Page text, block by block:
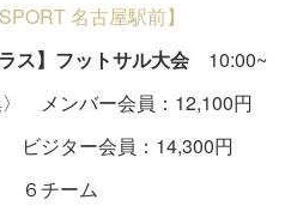
名古屋駅前】
ス】フットサル大会 10:00~
〉 メンバー会員：12,100円
会員：14,300円
ム